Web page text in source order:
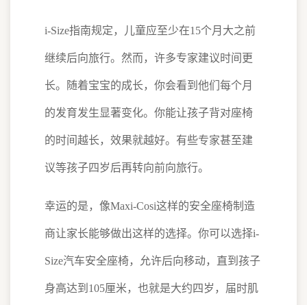
i-Size指南规定，儿童应至少在15个月大之前
继续后向旅行。然而，许多专家建议时间更
长。随着宝宝的成长，你会看到他们每个月
的发育发生显著变化。你能让孩子背对座椅
的时间越长，效果就越好。有些专家甚至建
议等孩子四岁后再转向前向旅行。
幸运的是，像Maxi-Cosi这样的安全座椅制造
商让家长能够做出这样的选择。你可以选择i-
Size汽车安全座椅，允许后向移动，直到孩子
身高达到105厘米，也就是大约四岁，届时肌